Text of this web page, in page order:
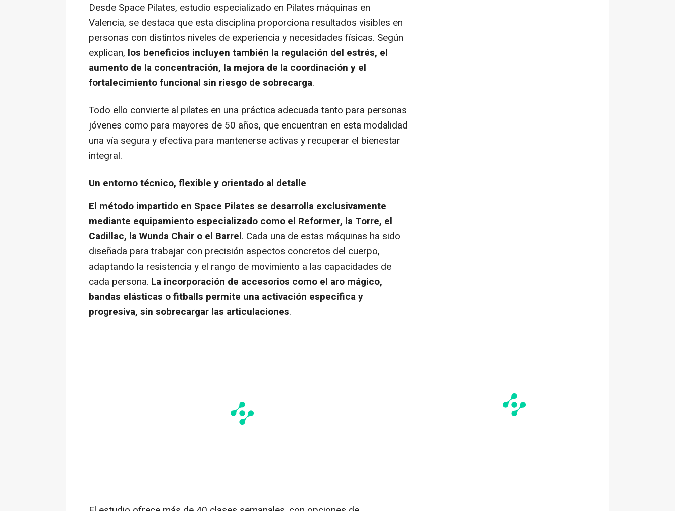
Desde Space Pilates, estudio especializado en Pilates máquinas en
Valencia, se destaca que esta disciplina proporciona resultados visibles en
personas con distintos niveles de experiencia y necesidades físicas. Según
explican, los beneficios incluyen también la regulación del estrés, el
aumento de la concentración, la mejora de la coordinación y el
fortalecimiento funcional sin riesgo de sobrecarga.
Todo ello convierte al pilates en una práctica adecuada tanto para personas
jóvenes como para mayores de 50 años, que encuentran en esta modalidad
una vía segura y efectiva para mantenerse activas y recuperar el bienestar
integral.
Un entorno técnico, flexible y orientado al detalle
El método impartido en Space Pilates se desarrolla exclusivamente
mediante equipamiento especializado como el Reformer, la Torre, el
Cadillac, la Wunda Chair o el Barrel. Cada una de estas máquinas ha sido
diseñada para trabajar con precisión aspectos concretos del cuerpo,
adaptando la resistencia y el rango de movimiento a las capacidades de
cada persona. La incorporación de accesorios como el aro mágico,
bandas elásticas ofitballs permite una activación específica y
progresiva, sin sobrecargar las articulaciones.